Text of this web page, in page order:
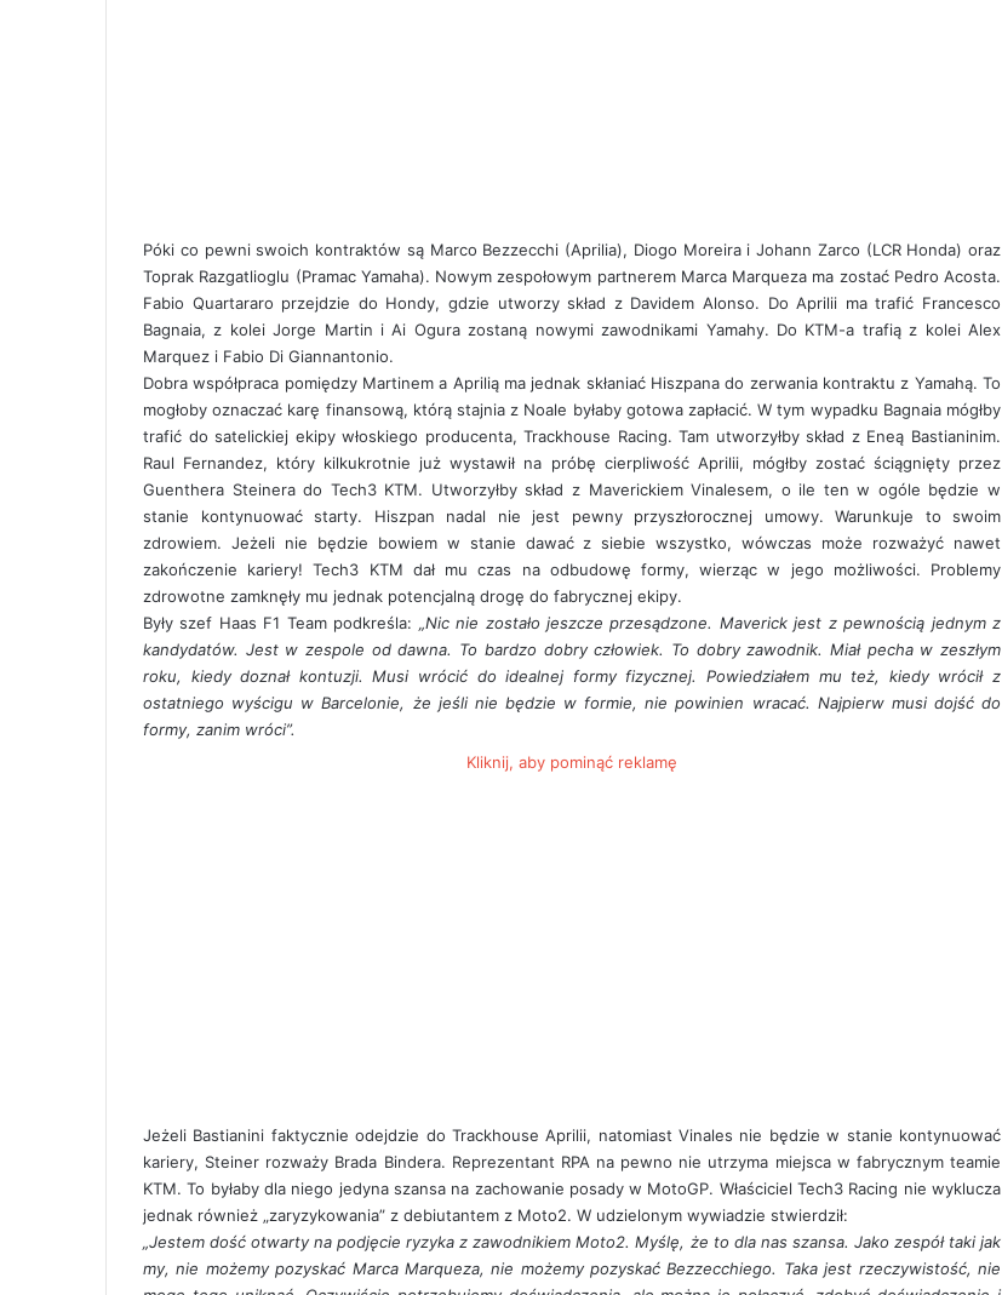
Póki co pewni swoich kontraktów są Marco Bezzecchi (Aprilia), Diogo Moreira i Johann Zarco (LCR Honda) oraz
Toprak Razgatlioglu (Pramac Yamaha). Nowym zespołowym partnerem Marca Marqueza ma zostać Pedro Acosta.
Fabio Quartararo przejdzie do Hondy, gdzie utworzy skład z Davidem Alonso. Do Aprilii ma trafić Francesco
Bagnaia, z kolei Jorge Martin i Ai Ogura zostaną nowymi zawodnikami Yamahy. Do KTM-a trafią z kolei Alex
Marquez i Fabio Di Giannantonio.
Dobra współpraca pomiędzy Martinem a Aprilią ma jednak skłaniać Hiszpana do zerwania kontraktu z Yamahą. To
mogłoby oznaczać karę finansową, którą stajnia z Noale byłaby gotowa zapłacić. W tym wypadku Bagnaia mógłby
trafić do satelickiej ekipy włoskiego producenta, Trackhouse Racing. Tam utworzyłby skład z Eneą Bastianinim.
Raul Fernandez, który kilkukrotnie już wystawił na próbę cierpliwość Aprilii, mógłby zostać ściągnięty przez
Guenthera Steinera do Tech3 KTM. Utworzyłby skład z Maverickiem Vinalesem, o ile ten w ogóle będzie w
stanie kontynuować starty. Hiszpan nadal nie jest pewny przyszłorocznej umowy. Warunkuje to swoim
zdrowiem. Jeżeli nie będzie bowiem w stanie dawać z siebie wszystko, wówczas może rozważyć nawet
zakończenie kariery! Tech3 KTM dał mu czas na odbudowę formy, wierząc w jego możliwości. Problemy
zdrowotne zamknęły mu jednak potencjalną drogę do fabrycznej ekipy.
Były szef Haas F1 Team podkreśla:
„Nic nie zostało jeszcze przesądzone. Maverick jest z pewnością jednym z
kandydatów. Jest w zespole od dawna. To bardzo dobry człowiek. To dobry zawodnik. Miał pecha w zeszłym
roku, kiedy doznał kontuzji. ​​Musi wrócić do idealnej formy fizycznej. Powiedziałem mu też, kiedy wrócił z
ostatniego wyścigu w Barcelonie, że jeśli nie będzie w formie, nie powinien wracać. Najpierw musi dojść do
formy, zanim wróci”.
Kliknij, aby pominąć reklamę
Jeżeli Bastianini faktycznie odejdzie do Trackhouse Aprilii, natomiast Vinales nie będzie w stanie kontynuować
kariery, Steiner rozważy Brada Bindera. Reprezentant RPA na pewno nie utrzyma miejsca w fabrycznym teamie
KTM. To byłaby dla niego jedyna szansa na zachowanie posady w MotoGP. Właściciel Tech3 Racing nie wyklucza
jednak również „zaryzykowania” z debiutantem z Moto2. W udzielonym wywiadzie stwierdził:
„Jestem dość otwarty na podjęcie ryzyka z zawodnikiem Moto2. Myślę, że to dla nas szansa. Jako zespół taki jak
my, nie możemy pozyskać Marca Marqueza, nie możemy pozyskać Bezzecchiego. Taka jest rzeczywistość, nie